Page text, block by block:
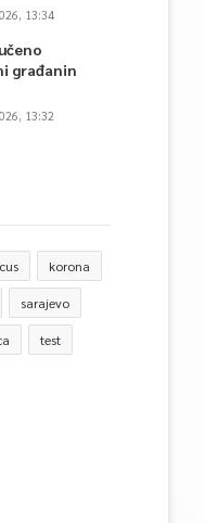
13:34
građanin
13:32
korona
sarajevo
test